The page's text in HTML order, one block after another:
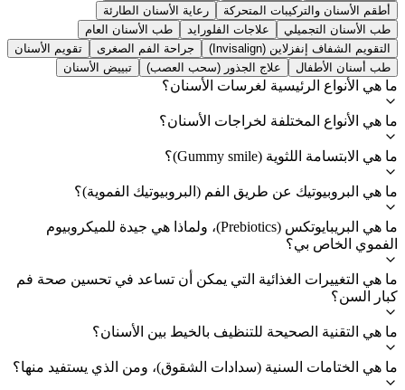
أطقم الأسنان والتركيبات المتحركة
رعاية الأسنان الطارئة
طب الأسنان التجميلي
علاجات الفلورايد
طب الأسنان العام
التقويم الشفاف إنفزلاين (Invisalign)
جراحة الفم الصغرى
تقويم الأسنان
طب أسنان الأطفال
علاج الجذور (سحب العصب) تبييض الأسنان
ما هي الأنواع الرئيسية لغرسات الأسنان؟
ما هي الأنواع المختلفة لخراجات الأسنان؟
ما هي الابتسامة اللثوية (Gummy smile)؟
ما هي البروبيوتيك عن طريق الفم (البروبيوتيك الفموية)؟
ما هي البريبايوتكس (Prebiotics)، ولماذا هي جيدة للميكروبيوم
الفموي الخاص بي؟
ما هي التغييرات الغذائية التي يمكن أن تساعد في تحسين صحة فم
كبار السن؟
ما هي التقنية الصحيحة للتنظيف بالخيط بين الأسنان؟
ما هي الختامات السنية (سدادات الشقوق)، ومن الذي يستفيد منها؟